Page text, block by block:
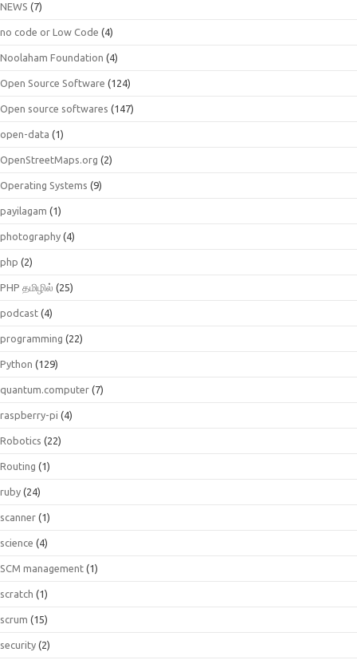
NEWS (7)
no code or Low Code (4)
Noolaham Foundation (4)
Open Source Software (124)
Open source softwares (147)
open-data (1)
OpenStreetMaps.org (2)
Operating Systems (9)
payilagam (1)
photography (4)
php (2)
PHP தமிழில் (25)
podcast (4)
programming (22)
Python (129)
quantum.computer (7)
raspberry-pi (4)
Robotics (22)
Routing (1)
ruby (24)
scanner (1)
science (4)
SCM management (1)
scratch (1)
scrum (15)
security (2)